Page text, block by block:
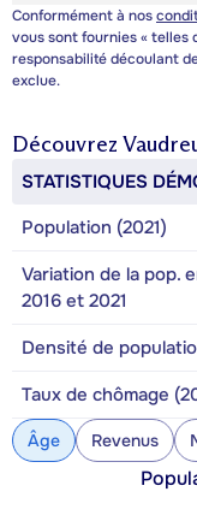
Conformément à nos
vous sont fournies « telles
responsabilité découlant
exclue.
Découvrez
STATISTIQUES
Population (2021)
Variation de la pop.
2016 et 2021
Densité de
Taux de chômage
Âge Revenus